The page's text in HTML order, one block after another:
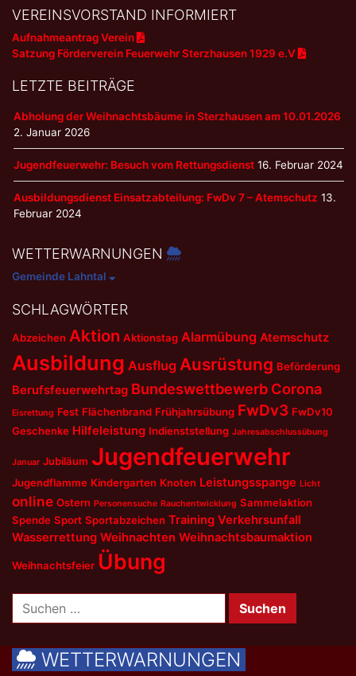
VEREINSVORSTAND INFORMIERT
Aufnahmeantrag Verein
Satzung Förderverein Feuerwehr Sterzhausen 1929 e.V
LETZTE BEITRÄGE
Abholung der Weihnachtsbäume in Sterzhausen am 10.01.2026
2. Januar 2026
Jugendfeuerwehr: Besuch vom Rettungsdienst 16. Februar 2024
Ausbildungsdienst Einsatzabteilung: FwDv 7 – Atemschutz 13.
Februar 2024
WETTERWARNUNGEN
Gemeinde Lahntal
SCHLAGWÖRTER
Abzeichen Aktion Aktionstag Alarmübung Atemschutz
Ausbildung Ausflug Ausrüstung Beförderung
Berufsfeuerwehrtag Bundeswettbewerb Corona
Eisrettung Fest Flächenbrand Frühjahrsübung FwDv3 FwDv10
Geschenke Hilfeleistung Indienststellung Jahresabschlussübung
Januar Jubiläum Jugendfeuerwehr
Jugendflamme Kindergarten Knoten Leistungsspange Licht
online Ostern Personensuche Rauchentwicklung Sammelaktion
Spende Sport Sportabzeichen Training Verkehrsunfall
Wasserrettung Weihnachten Weihnachtsbaumaktion
Weihnachtsfeier Übung
nach:
WETTERWARNUNGEN